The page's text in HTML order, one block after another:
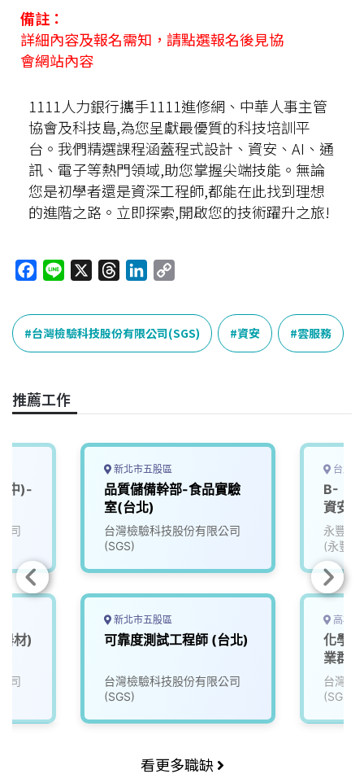
備註：
詳細內容及報名需知，請點選報名後見協
會網站內容
1111人力銀行攜手1111進修網、中華人事主管
協會及科技島,為您呈獻最優質的科技培訓平
台。我們精選課程涵蓋程式設計、資安、AI、通
訊、電子等熱門領域,助您掌握尖端技能。無論
您是初學者還是資深工程師,都能在此找到理想
的進階之路。立即探索,開啟您的技術躍升之旅!
c
e
b
o
k
n
e
r
e
a
n
k
e
n
p
y
L
k
台灣檢驗科技股份有限公司(SGS) 資安 雲服務
推薦工作
中)-
司
材)
司
新北市五股區
品質儲備幹部-食品實驗
室(台北)
台灣檢驗科技股份有限公司
(SGS)
新北市五股區
可靠度測試工程師 (台北)
台灣檢驗科技股份有限公司
(SGS)
台北
B-《
資安
永豐金
(永豐
金租賃)
高雄
化學
業群(
台灣檢
(SGS)
看更多職缺